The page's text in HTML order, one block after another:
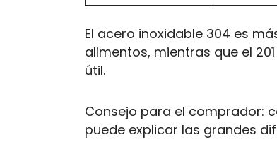
El acero inoxidable 304 es
alimentos, mientras que el
útil.
Consejo para el comprador:
puede explicar las grandes